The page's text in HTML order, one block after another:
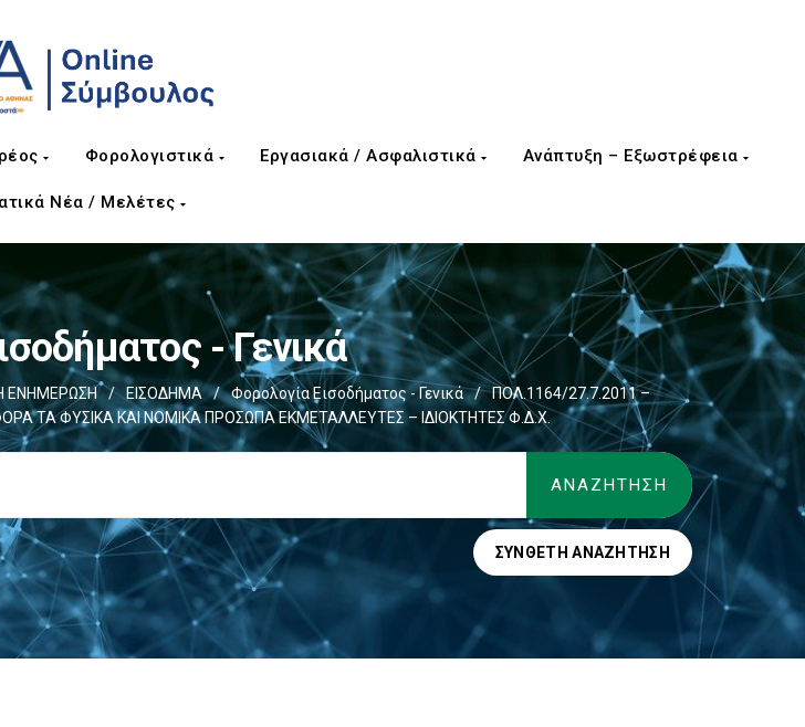
Φορολογιστικά Εργασιακά / Ασφαλιστικά Ανάπτυξη – Εξωστρέφεια
Νέα / Μελέτες
- Γενικά
ΕΝΗΜΕΡΩΣΗ / ΕΙΣΟΔΗΜΑ / Φορολογία Εισοδήματος - Γενικά /
ΠΟΛ.1164/27.7.2011 –
ΤΑ ΦΥΣΙΚΑ ΚΑΙ ΝΟΜΙΚΑ ΠΡΟΣΩΠΑ ΕΚΜΕΤΑΛΛΕΥΤΕΣ – ΙΔΙΟΚΤΗΤΕΣ Φ.Δ.Χ.
ΣΎΝΘΕΤΗ ΑΝΑΖΉΤΗΣΗ